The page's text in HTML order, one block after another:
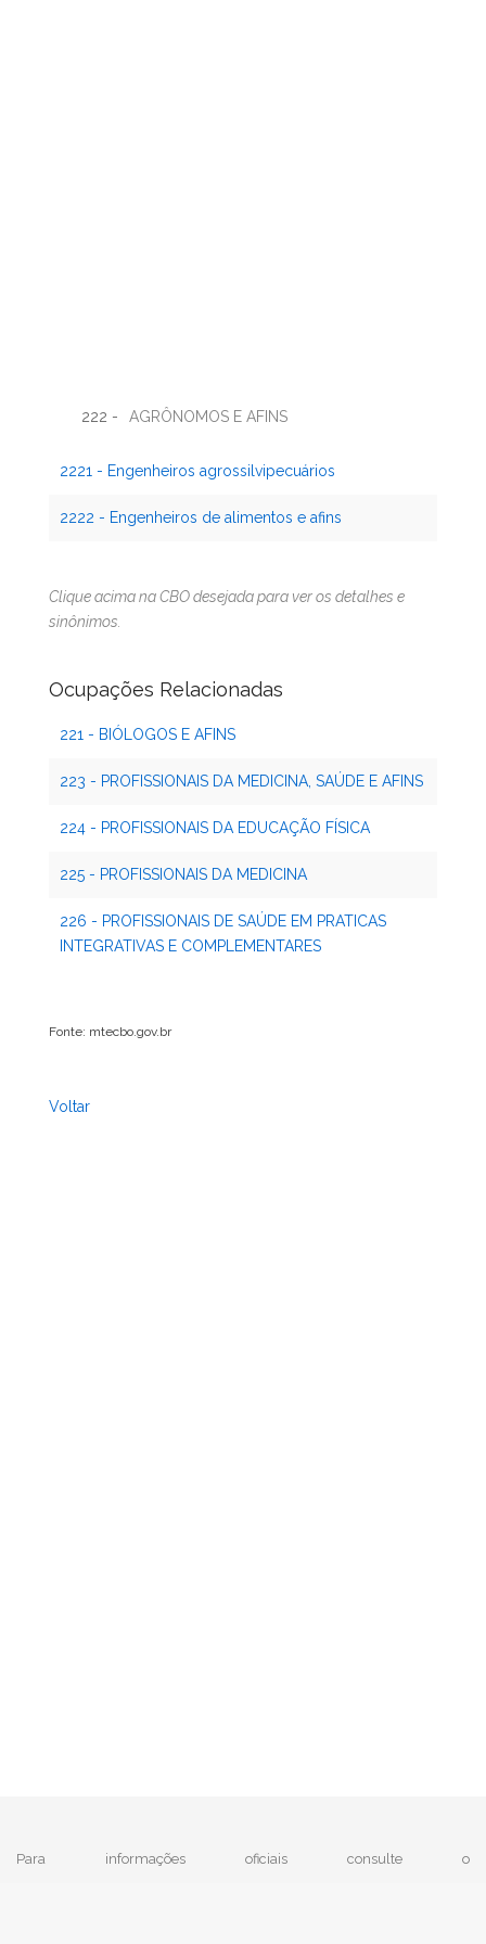
222 - AGRÔNOMOS E AFINS
2221 - Engenheiros agrossilvipecuários
2222 - Engenheiros de alimentos e afins
Clique acima na CBO desejada para ver os detalhes e
sinônimos.
Ocupações Relacionadas
221 - BIÓLOGOS E AFINS
223 - PROFISSIONAIS DA MEDICINA, SAÚDE E AFINS
224 - PROFISSIONAIS DA EDUCAÇÃO FÍSICA
225 - PROFISSIONAIS DA MEDICINA
226 - PROFISSIONAIS DE SAÚDE EM PRATICAS
INTEGRATIVAS E COMPLEMENTARES
Fonte: mtecbo.gov.br
Voltar
Para informações oficiais consulte o